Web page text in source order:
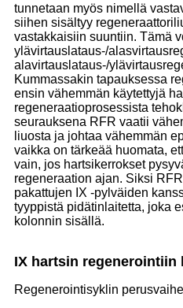
tunnetaan myös nimellä
siihen sisältyy
vastakkaisiin suuntiin. Tämä
ylävirtauslataus-/
alavirtauslataus-/
Kummassakin tapauksessa
ensin vähemmän käytettyjä
regeneraatioprosessista
seurauksena RFR vaatii
liuosta ja johtaa vähemmän
vaikka on tärkeää huomata,
vain, jos hartsikerrokset
regeneraation ajan. Siksi
pakattujen IX -pylväiden
tyyppistä pidätinlaitetta, joka
kolonnin sisällä.
IX hartsin regenerointiin
Regenerointisyklin